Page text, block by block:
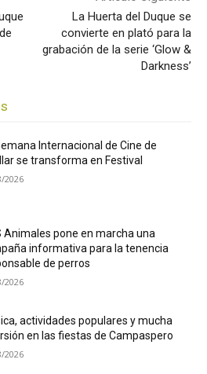
La Huerta del Duque se
convierte en plató para la
grabación de la serie ‘Glow &
Darkness’
Internacional de Cine de
se transforma en Festival
2026
Animales pone en marcha una
informativa para la tenencia
de perros
2026
actividades populares y mucha
en las fiestas de Campaspero
2026